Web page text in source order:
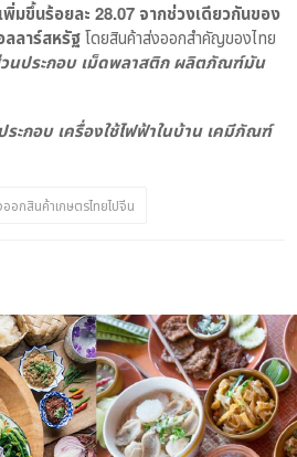
มขึ้นร้อยละ 28.07 จากช่วงเดียวกันของ
ลลาร์สหรัฐโดยสินค้าส่งออกสำคัญของไทย
นประกอบ เม็ดพลาสติก ผลิตภัณฑ์มัน
ะกอบ เครื่องใช้ไฟฟ้าในบ้าน เคมีภัณฑ์
ออกสินค้าเกษตรไทยไปจีน